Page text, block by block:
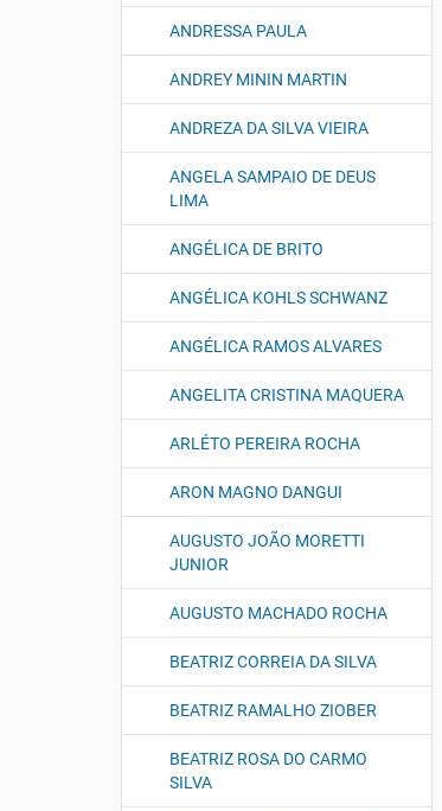
ANDRESSA PAULA
ANDREY MININ MARTIN
ANDREZA DA SILVA VIEIRA
ANGELA SAMPAIO DE DEUS
LIMA
ANGÉLICA DE BRITO
ANGÉLICA KOHLS SCHWANZ
ANGÉLICA RAMOS ALVARES
ANGELITA CRISTINA MAQUERA
ARLÉTO PEREIRA ROCHA
ARON MAGNO DANGUI
AUGUSTO JOÃO MORETTI
JUNIOR
AUGUSTO MACHADO ROCHA
BEATRIZ CORREIA DA SILVA
BEATRIZ RAMALHO ZIOBER
BEATRIZ ROSA DO CARMO
SILVA